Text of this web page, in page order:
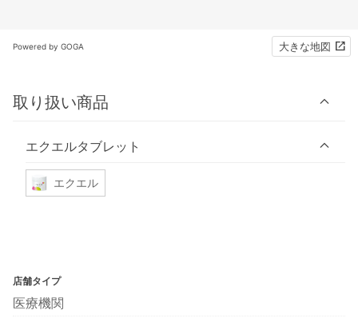
Powered by GOGA 大きな地図
取り扱い商品
エクエルタブレット
エクエル
店舗タイプ
医療機関